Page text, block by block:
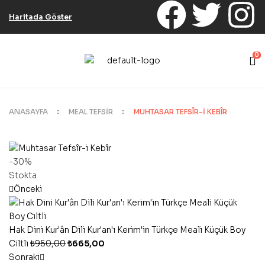
Haritada Göster
0
ANASAYFA MEAL TEFSIR MUHTASAR TEFSÎR-I KEBÎR
-30%
Stokta
Önceki
Hak Dini Kur'ân Dili Kur'an'ı Kerim'in Türkçe Meali Küçük Boy
Ciltli ₺950,00₺665,00
Sonraki